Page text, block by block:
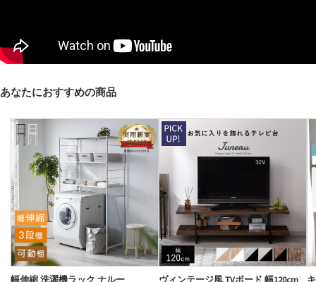
あなたにおすすめの商品
幅伸縮 洗濯機ラック ナルー ヴィンテージ風 TVボード 幅120cm